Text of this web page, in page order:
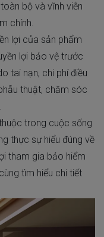
bộ và vĩnh viễn
chính.
lợi của sản phẩm
lợi bảo vệ trước
tai nạn, chi phí điều
thuật, chăm sóc
trong cuộc sống
thực sự hiểu đúng về
tham gia bảo hiểm
tìm hiểu chi tiết